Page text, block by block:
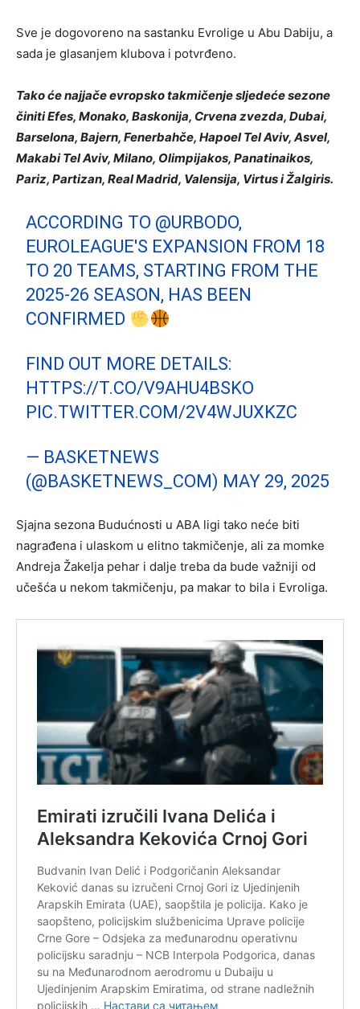
Sve je dogovoreno na sastanku Evrolige u Abu Dabiju, a
sada je glasanjem klubova i potvrđeno.
Tako će najjače evropsko takmičenje sljedeće sezone
činiti Efes, Monako, Baskonija, Crvena zvezda, Dubai,
Barselona, Bajern, Fenerbahče, Hapoel Tel Aviv, Asvel,
Makabi Tel Aviv, Milano, Olimpijakos, Panatinaikos,
Pariz, Partizan, Real Madrid, Valensija, Virtus i Žalgiris.
ACCORDING TO @URBODO,
EUROLEAGUE'S EXPANSION FROM 18
TO 20 TEAMS, STARTING FROM THE
2025-26 SEASON, HAS BEEN
CONFIRMED
FIND OUT MORE DETAILS:
HTTPS://T.CO/V9AHU4BSKO
PIC.TWITTER.COM/2V4WJUXKZC
— BASKETNEWS
(@BASKETNEWS_COM) MAY 29, 2025
Sjajna sezona Budućnosti u ABA ligi tako neće biti
nagrađena i ulaskom u elitno takmičenje, ali za momke
Andreja Žakelja pehar i dalje treba da bude važniji od
učešća u nekom takmičenju, pa makar to bila i Evroliga.